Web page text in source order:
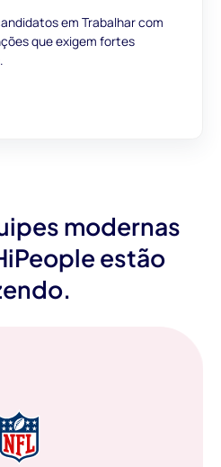
em Trabalhar com
que exigem fortes
modernas
estão